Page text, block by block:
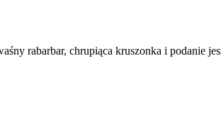
rabarbar, chrupiąca kruszonka i podanie